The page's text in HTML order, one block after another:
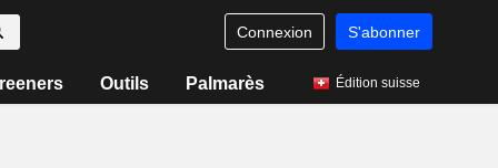
Connexion S'abonner
Outils Palmarès Édition suisse